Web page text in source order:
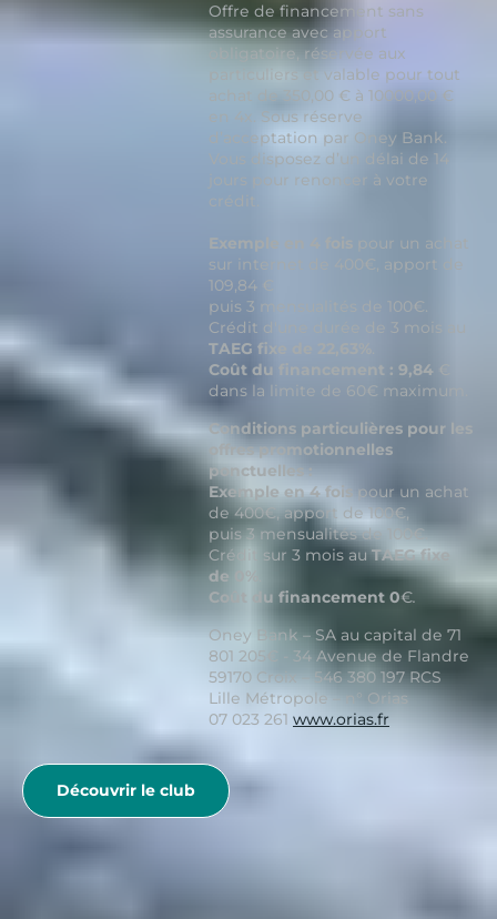
Offre de financement sans
assurance avec apport
obligatoire, réservée aux
particuliers et valable pour tout
achat de 350,00 € à 10000,00 €
en 4x. Sous réserve
d’acceptation par Oney Bank.
Vous disposez d’un délai de 14
jours pour renoncer à votre
crédit.
Exemple en 4 fois
pour un achat
sur internet de 400€, apport de
109,84 €
puis 3 mensualités de 100€.
Crédit d'une durée de 3 mois au
TAEG fixe de 22,63%
Coût du financement : 9,84 €
dans la limite de 60€ maximum.
Conditions particulières pour les
offres promotionnelles
ponctuelles :
Exemple en 4 fois
pour un achat
de 400€, apport de 100€,
puis 3 mensualités de 100€.
Crédit sur 3 mois auTAEG fixe
de 0%
Coût du financement 0€.
Oney Bank – SA au capital de 71
801 205€ - 34 Avenue de Flandre
59170 Croix – 546 380 197 RCS
Lille Métropole – n° Orias
07 023 261 www.orias.fr
Découvrir le club